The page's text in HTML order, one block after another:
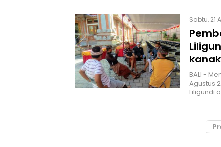
Sabtu, 21
BALI -
Agustus
Liligundi